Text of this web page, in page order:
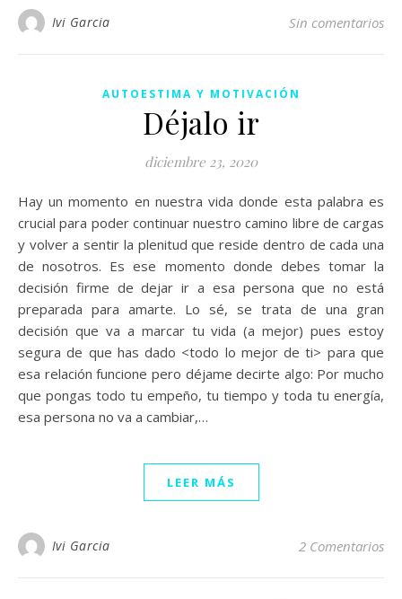
Ivi Garcia Sin comentarios
AUTOESTIMA Y MOTIVACIÓN
Déjalo ir
diciembre 23, 2020
Hay un momento en nuestra vida donde esta palabra es
crucial para poder continuar nuestro camino libre de cargas
y volver a sentir la plenitud que reside dentro de cada una
de nosotros. Es ese momento donde debes tomar la
decisión firme de dejar ir a esa persona que no está
preparada para amarte. Lo sé, se trata de una gran
decisión que va a marcar tu vida (a mejor) pues estoy
segura de que has dado <todo lo mejor de ti> para que
esa relación funcione pero déjame decirte algo: Por mucho
que pongas todo tu empeño, tu tiempo y toda tu energía,
esa persona no va a cambiar,…
LEER MÁS
Ivi Garcia 2 Comentarios